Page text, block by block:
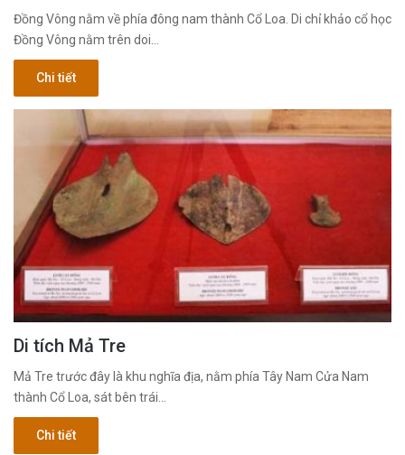
Đồng Vông nằm về phía đông nam thành Cổ Loa. Di chỉ khảo cổ học
Đồng Vông nằm trên doi…
Chi tiết
Di tích Mả Tre
Mả Tre trước đây là khu nghĩa địa, nằm phía Tây Nam Cửa Nam
thành Cổ Loa, sát bên trái…
Chi tiết